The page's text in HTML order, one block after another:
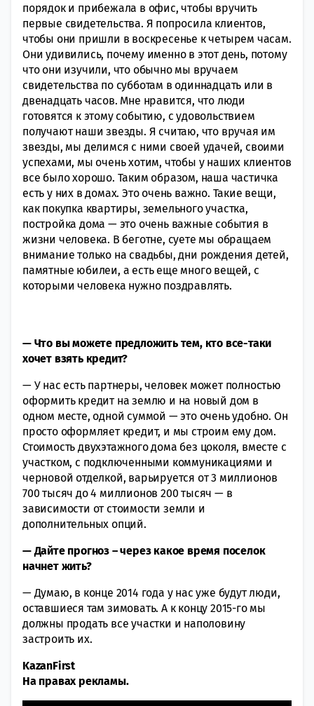
порядок и прибежала в офис, чтобы вручить
первые свидетельства. Я попросила клиентов,
чтобы они пришли в воскресенье к четырем часам.
Они удивились, почему именно в этот день, потому
что они изучили, что обычно мы вручаем
свидетельства по субботам в одиннадцать или в
двенадцать часов. Мне нравится, что люди
готовятся к этому событию, с удовольствием
получают наши звезды. Я считаю, что вручая им
звезды, мы делимся с ними своей удачей, своими
успехами, мы очень хотим, чтобы у наших клиентов
все было хорошо. Таким образом, наша частичка
есть у них в домах. Это очень важно. Такие вещи,
как покупка квартиры, земельного участка,
постройка дома — это очень важные события в
жизни человека. В беготне, суете мы обращаем
внимание только на свадьбы, дни рождения детей,
памятные юбилеи, а есть еще много вещей, с
которыми человека нужно поздравлять.
— Что вы можете предложить тем, кто все-таки
хочет взять кредит?
— У нас есть партнеры, человек может полностью
оформить кредит на землю и на новый дом в
одном месте, одной суммой — это очень удобно. Он
просто оформляет кредит, и мы строим ему дом.
Стоимость двухэтажного дома без цоколя, вместе с
участком, с подключенными коммуникациями и
черновой отделкой, варьируется от 3 миллионов
700 тысяч до 4 миллионов 200 тысяч — в
зависимости от стоимости земли и
дополнительных опций.
— Дайте прогноз – через какое время поселок
начнет жить?
— Думаю, в конце 2014 года у нас уже будут люди,
оставшиеся там зимовать. А к концу 2015-го мы
должны продать все участки и наполовину
застроить их.
KazanFirst
На правах рекламы.